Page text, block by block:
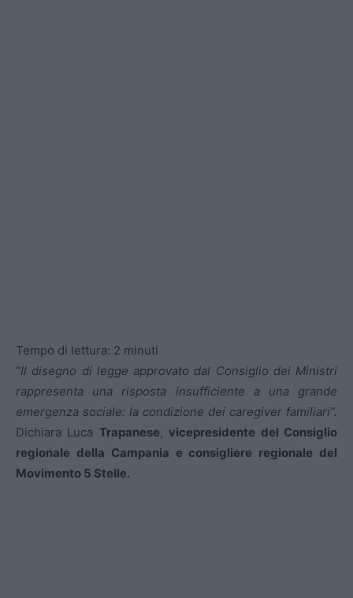
Tempo di lettura: 2 minuti
“Il disegno di legge approvato dal Consiglio dei Ministri
rappresenta una risposta insufficiente a una grande
emergenza sociale: la condizione dei caregiver familiari”.
Dichiara Luca Trapanese,vicepresidente del Consiglio
regionale della Campania e consigliere regionale del
Movimento 5 Stelle.